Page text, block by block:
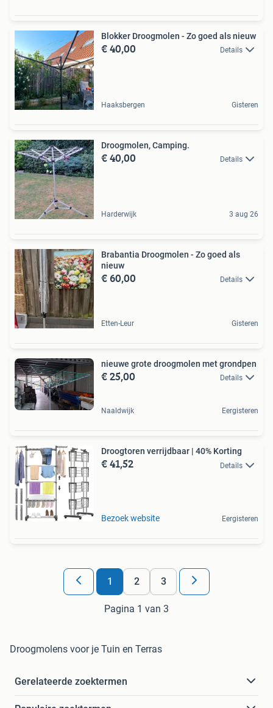
Blokker Droogmolen - Zo goed als nieuw
€ 40,00 Details
Haaksbergen Gisteren
Droogmolen, Camping.
€ 40,00 Details
Harderwijk 3 aug 26
Brabantia Droogmolen - Zo goed als
nieuw
€ 60,00 Details
Etten-Leur Gisteren
nieuwe grote droogmolen met grondpen
€ 25,00 Details
Naaldwijk Eergisteren
Droogtoren verrijdbaar | 40% Korting
€ 41,52 Details
Bezoek website Eergisteren
1 2 3
Pagina 1 van 3
Droogmolens voor je Tuin en Terras
Gerelateerde zoektermen